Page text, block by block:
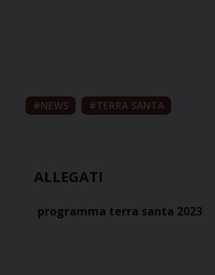
NEWS TERRA SANTA
ALLEGATI
programma terra santa 2023